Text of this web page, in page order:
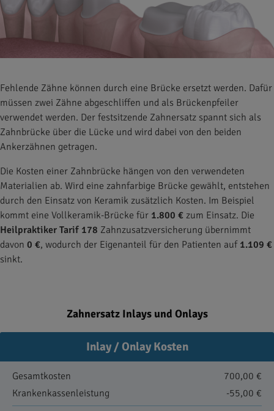
Fehlende Zähne können durch eine Brücke ersetzt werden. Dafür
müssen zwei Zähne abgeschliffen und als Brückenpfeiler
verwendet werden. Der festsitzende Zahnersatz spannt sich als
Zahnbrücke über die Lücke und wird dabei von den beiden
Ankerzähnen getragen.
Die Kosten einer Zahnbrücke hängen von den verwendeten
Materialien ab. Wird eine zahnfarbige Brücke gewählt, entstehen
durch den Einsatz von Keramik zusätzlich Kosten. Im Beispiel
kommt eine Vollkeramik-Brücke für 1.800 € zum Einsatz. Die
Heilpraktiker Tarif 178 Zahnzusatzversicherung übernimmt
davon 0 €, wodurch der Eigenanteil für den Patienten auf 1.109 €
sinkt.
Zahnersatz Inlays und Onlays
Inlay / Onlay Kosten
Gesamtkosten
700,00 €
Krankenkassenleistung
-55,00 €